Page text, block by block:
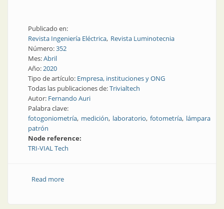
Publicado en:
Revista Ingeniería Eléctrica Revista Luminotecnia
Número:352
Mes:Abril
Año:2020
Tipo de artículo: Empresa, instituciones y ONG
Todas las publicaciones de:Trivialtech
Autor: Fernando Auri
Palabra clave:
fotogoniometría medición laboratorio fotometría lámpara
patrón
Node reference:
TRI-VIAL Tech
Read moreabout Trivialtech cuenta con fotogoniómetro propio